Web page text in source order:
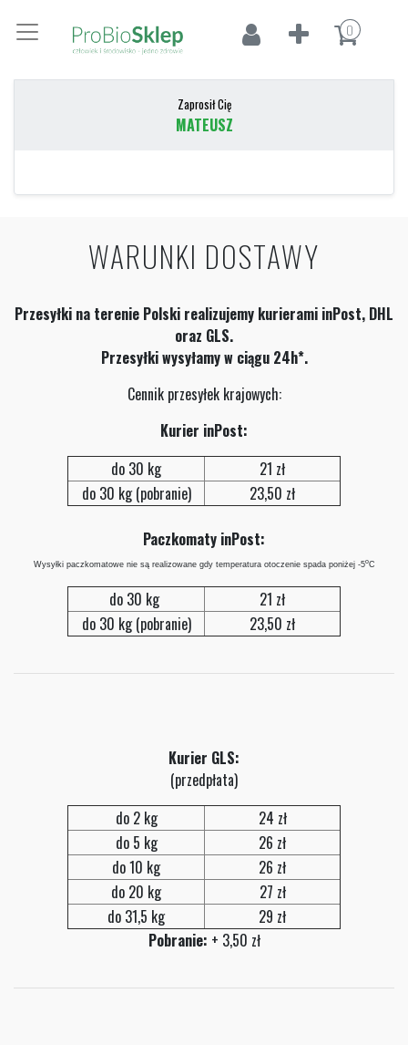
0
Zaprosił Cię
MATEUSZ
WARUNKI DOSTAWY
Przesyłki na terenie Polski realizujemy kurierami inPost, DHL
oraz GLS.
Przesyłki wysyłamy w ciągu 24h*.
Cennik przesyłek krajowych:
Kurier inPost:
do 30 kg
21 zł
do 30 kg (pobranie)
23,50 zł
Paczkomaty inPost:
Wysyłki paczkomatowe nie są realizowane gdy temperatura otoczenie spada poniżej -5oC
do 30 kg
21 zł
do 30 kg (pobranie)
23,50 zł
Kurier GLS:
(przedpłata)
do 2 kg
24 zł
do 5 kg
26 zł
do 10 kg
26 zł
do 20 kg
27 zł
do 31,5 kg
29 zł
Pobranie: + 3,50 zł